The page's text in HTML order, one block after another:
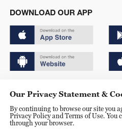
DOWNLOAD OUR APP
京ICP备20000184号
京公网安备 11010502050052号
Our Privacy Statement &
By continuing to browse our site you
Privacy Policy and Terms of Use. You
through your browser.